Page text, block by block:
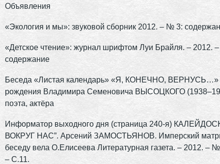
Объявления
«Экология и мы»: звуковой сборник 2012. – № 3:
«Детское чтение»: журнал шрифтом Луи Брайля. – 2012.
содержание
Беседа «Листая календарь» «Я, КОНЕЧНО, ВЕРНУСЬ…»
рождения Владимира Семеновича ВЫСОЦКОГО
поэта, актёра
Информатор выходного дня (страница 240-я)
ВОКРУГ НАС”. Арсений ЗАМОСТЬЯНОВ. Имперский
беседу вела О.Елисеева Литературная газета. – 2012. –
– С.11.